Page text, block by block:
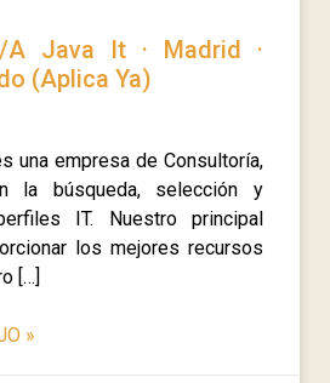
A Java It · Madrid ·
(Aplica Ya)
una empresa de Consultoría,
la búsqueda, selección y
IT. Nuestro principal
los mejores recursos
[…]
»